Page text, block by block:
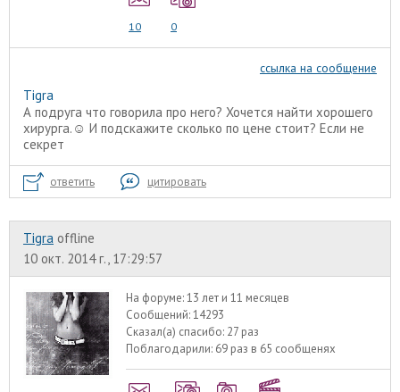
10 0
ссылка на сообщение
Tigra
А подруга что говорила про него? Хочется найти хорошего
хирурга.☺️ И подскажите сколько по цене стоит? Если не
секрет
ответить цитировать
Tigra offline
10 окт. 2014 г., 17:29:57
На форуме:13 лет и 11 месяцев
Сообщений:14293
Сказал(а) спасибо: 27 раз
Поблагодарили: 69 раз в 65 сообщенях